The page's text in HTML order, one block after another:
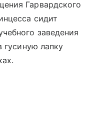
Гарвардского
сидит
заведения
гусиную лапку